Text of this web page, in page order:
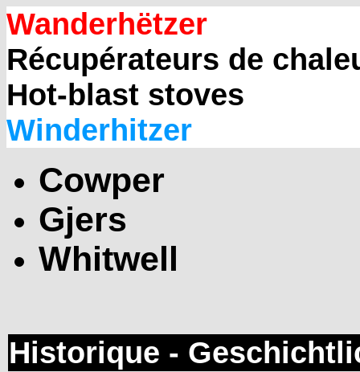
Wanderhëtzer
Récupérateurs de
Hot-blast stoves
Winderhitzer
Cowper
Gjers
Whitwell
Historique -